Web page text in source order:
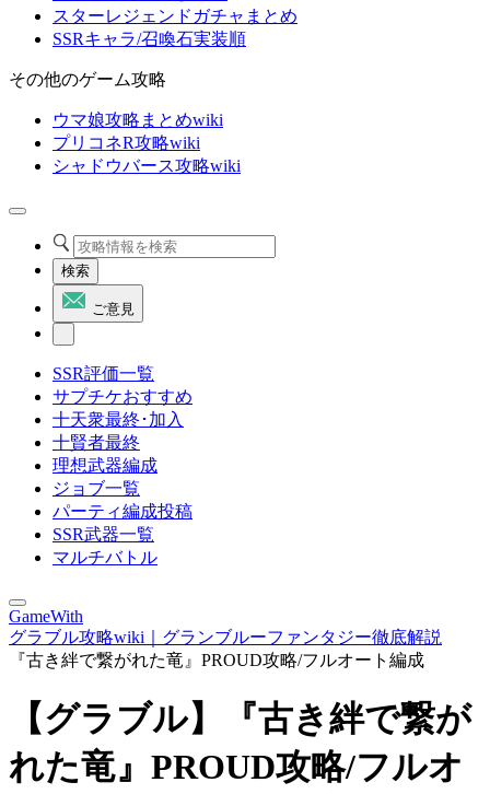
スターレジェンドガチャまとめ
SSRキャラ/召喚石実装順
その他のゲーム攻略
ウマ娘攻略まとめwiki
プリコネR攻略wiki
シャドウバース攻略wiki
検索
ご意見
SSR評価一覧
サプチケおすすめ
十天衆最終･加入
十賢者最終
理想武器編成
ジョブ一覧
パーティ編成投稿
SSR武器一覧
マルチバトル
GameWith
グラブル攻略wiki｜グランブルーファンタジー徹底解説
『古き絆で繋がれた竜』PROUD攻略/フルオート編成
【グラブル】『古き絆で繋が
れた竜』PROUD攻略/フルオ